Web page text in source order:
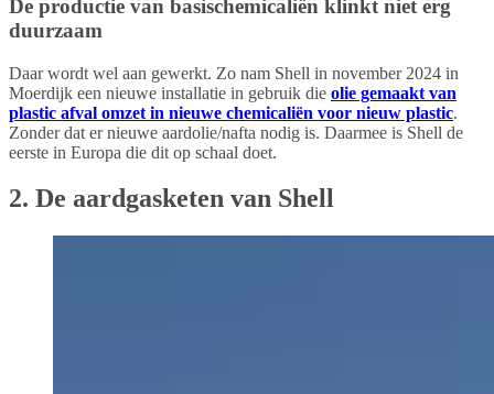
De productie van basischemicaliën klinkt niet erg
duurzaam
Daar wordt wel aan gewerkt. Zo nam Shell in november 2024 in
Moerdijk een nieuwe installatie in gebruik die olie gemaakt van
plastic afval omzet in nieuwe chemicaliën voor nieuw plastic.
Zonder dat er nieuwe aardolie/nafta nodig is. Daarmee is Shell de
eerste in Europa die dit op schaal doet.
2. De aardgasketen van Shell